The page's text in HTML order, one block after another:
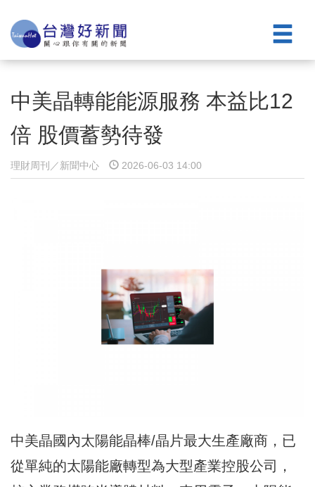
中美晶轉能能源服務 本益比12
倍 股價蓄勢待發
理財周刊／新聞中心 2026-06-03 14:00
中美晶國內太陽能晶棒/晶片最大生產廠商，已
從單純的太陽能廠轉型為大型產業控股公司，